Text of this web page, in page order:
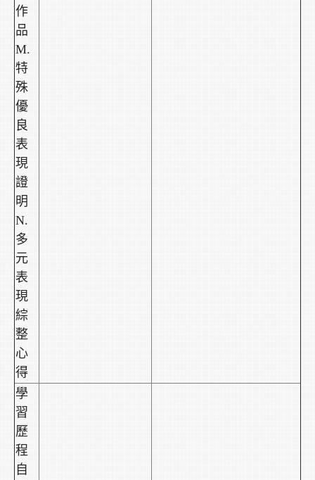
作
品
M.
特
殊
優
良
表
現
證
明
N.
多
元
表
現
綜
整
心
得
學
習
歷
程
自